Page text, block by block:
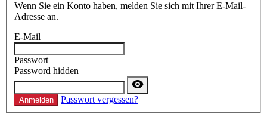
Wenn Sie ein Konto haben, melden Sie sich mit Ihrer E-Mail-
Adresse an.
E-Mail
Passwort
Password hidden
Anmelden Passwort vergessen?